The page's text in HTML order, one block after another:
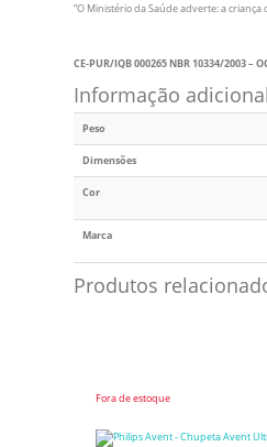
“O Ministério da Saúde adverte: a
CE-PUR/IQB 000265 NBR 10334/2003 –
Informação adicional
Peso
Dimensões
Cor
Marca
Produtos
Fora de estoque